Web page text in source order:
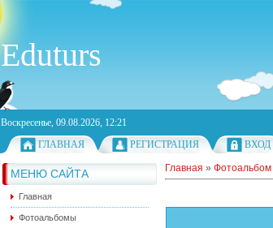
Eduturs
Воскресенье, 09.08.2026, 12:21
ГЛАВНАЯ
РЕГИСТРАЦИЯ ВХОД
МЕНЮ САЙТА
Главная
Фотоальбомы
Главная » Фотоальбом